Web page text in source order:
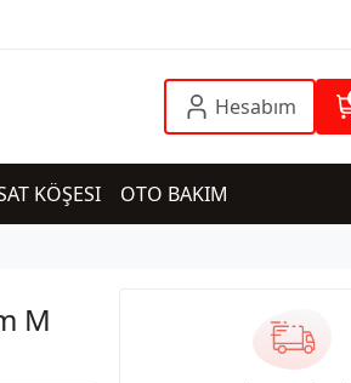
Hesabım
KÖŞESI OTO BAKIM
M